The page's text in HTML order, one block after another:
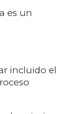
es un
incluido el